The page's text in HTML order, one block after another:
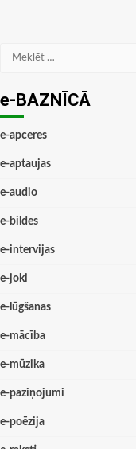
Meklēt:
e-BAZNĪCĀ
e-apceres
e-aptaujas
e-audio
e-bildes
e-intervijas
e-joki
e-lūgšanas
e-mācība
e-mūzika
e-paziņojumi
e-poēzija